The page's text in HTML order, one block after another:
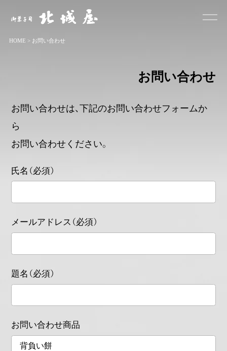
お菓子司 北城屋
HOME > お問い合わせ
お問い合わせ
お問い合わせは、下記のお問い合わせフォームか
ら
お問い合わせください。
氏名（必須）
メールアドレス（必須）
題名（必須）
お問い合わせ商品